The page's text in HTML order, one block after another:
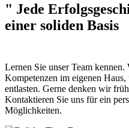
" Jede
einer soliden Basis
Lernen Sie unser Team
Kompetenzen im eigenen
entlasten. Gerne denken wir
Kontaktieren Sie uns für ein
Möglichkeiten.